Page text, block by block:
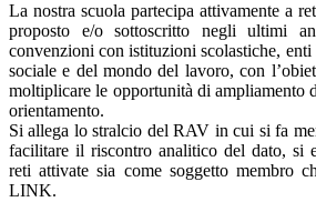
La nostra scuola partecipa attivamente a
proposto e/o sottoscritto negli ultimi
convenzioni con istituzioni scolastiche,
sociale e del mondo del lavoro, con
moltiplicare le opportunità di ampliamento
orientamento.
Si allega lo stralcio del RAV in cui si fa
facilitare il riscontro analitico del dato, si
reti attivate sia come soggetto membro
LINK.